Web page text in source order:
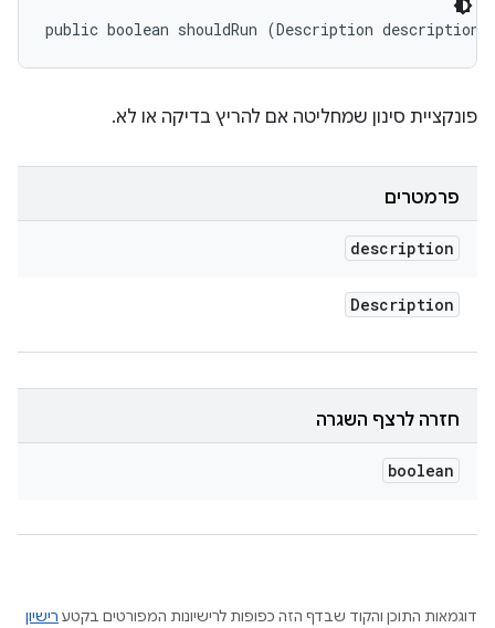
public boolean shouldRun (Description description)
פונקציית סינון שמחליטה אם להריץ בדיקה או לא.
פרמטרים
description
Description
חזרה לרצף השגרה
boolean
דוגמאות התוכן והקוד שבדף הזה כפופות לרישיונות המפורטים בקטע רישיון